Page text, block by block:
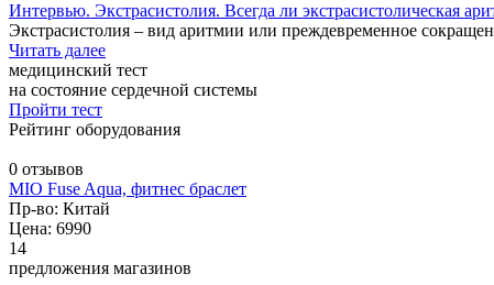
Интервью. Экстрасистолия. Всегда ли экстрасистолическая
Экстрасистолия – вид аритмии или преждевременное
Читать далее
медицинский тест
на состояние сердечной системы
Пройти тест
Рейтинг оборудования
0 отзывов
MIO Fuse Aqua, фитнес браслет
Пр-во: Китай
Цена: 6990
14
предложения магазинов